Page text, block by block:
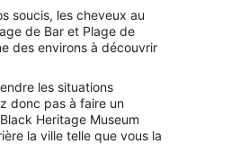
soucis, les cheveux au
de Bar et Plage de
des environs à découvrir
les situations
donc pas à faire un
Heritage Museum
la ville telle que vous la